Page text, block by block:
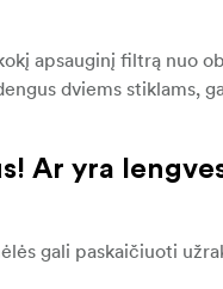
apsauginį filtrą nuo
dviems stiklams,
Ar yra
gali paskaičiuoti